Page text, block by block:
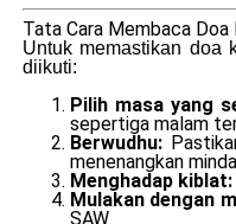
Tata Cara Membaca Doa
Untuk memastikan doa
diikuti:
Pilih masa yang
sepertiga malam
Berwudhu:
menenangkan
Menghadap kiblat:
Mulakan dengan
SAW.